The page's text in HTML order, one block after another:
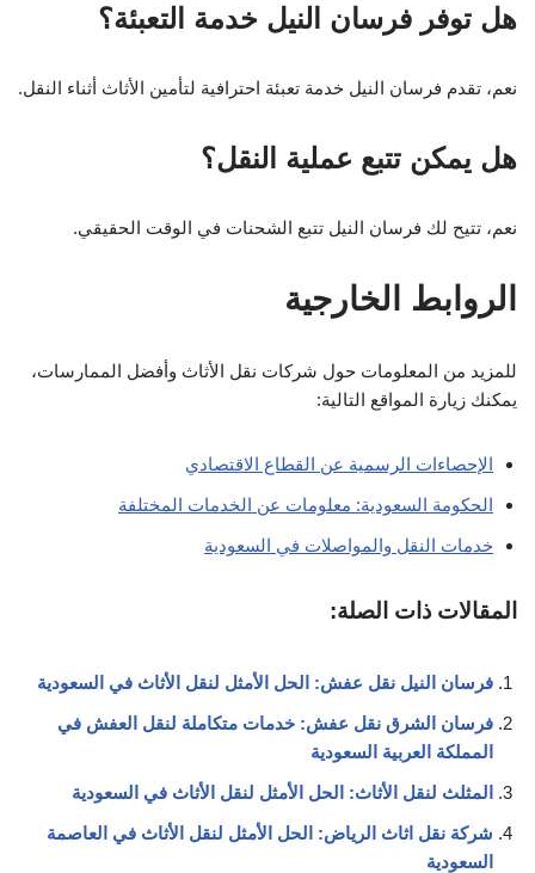
هل توفر فرسان النيل خدمة التعبئة؟
نعم، تقدم فرسان النيل خدمة تعبئة احترافية لتأمين الأثاث أثناء النقل.
هل يمكن تتبع عملية النقل؟
نعم، تتيح لك فرسان النيل تتبع الشحنات في الوقت الحقيقي.
الروابط الخارجية
للمزيد من المعلومات حول شركات نقل الأثاث وأفضل الممارسات،
يمكنك زيارة المواقع التالية:
الإحصاءات الرسمية عن القطاع الاقتصادي
الحكومة السعودية: معلومات عن الخدمات المختلفة
خدمات النقل والمواصلات في السعودية
المقالات ذات الصلة:
فرسان النيل نقل عفش: الحل الأمثل لنقل الأثاث في السعودية
فرسان الشرق نقل عفش: خدمات متكاملة لنقل العفش في
المملكة العربية السعودية
المثلث لنقل الأثاث: الحل الأمثل لنقل الأثاث في السعودية
شركة نقل اثاث الرياض: الحل الأمثل لنقل الأثاث في العاصمة
السعودية